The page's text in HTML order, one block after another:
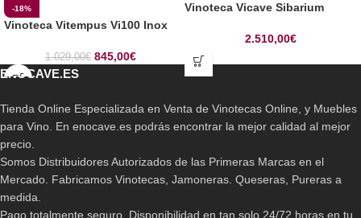
-18%
Vinoteca Vitempus Vi100 Inox
1.029,00€ 845,00€
Vinoteca Vicave Sibarium
2.510,00€
ENOCAVE.ES
Tienda Online Especializada en Venta de Vinotecas Online, y Muebles
para Vino. En enocave.es podrás encontrar la mejor calidad al mejor
precio.
Somos Distribuidores Autorizados de las Primeras Marcas en el
Mercado. Fabricamos Vinotecas, Jamoneras. Queseras, Pureras a
medida.
Pago totalmente seguro. Disponibilidad en tan solo 24/72 horas en tu